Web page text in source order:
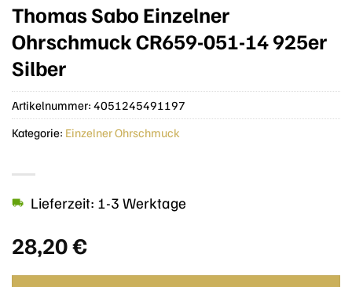
Thomas Sabo Einzelner
Ohrschmuck CR659-051-14 925er
Silber
28,20€
Lieferzeit: 1-3 Werktage
Artikelnummer: 4051245491197
Kategorie: Einzelner Ohrschmuck